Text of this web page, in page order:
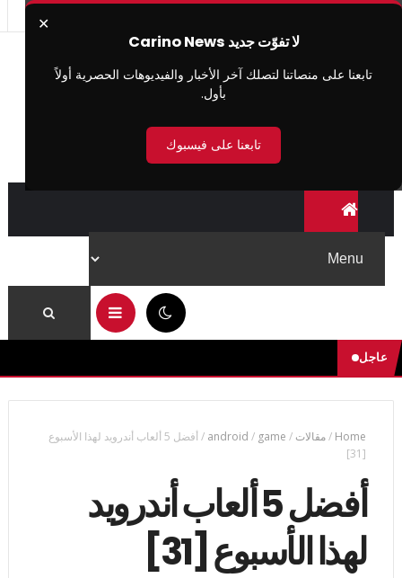
✕
لا تفوّت جديد Carino News
تابعنا على منصاتنا لتصلك آخر الأخبار والفيديوهات الحصرية أولاً
بأول.
تابعنا على فيسبوك
عاجل
Home
/مقالات /
android / game
/
أفضل 5 ألعاب أندرويد لهذا الأسبوع
[31]
أفضل 5 ألعاب أندرويد
لهذا الأسبوع [31]